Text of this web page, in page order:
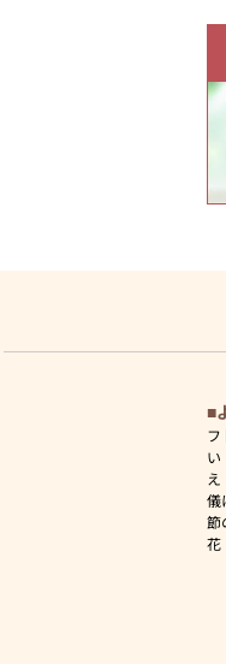
フ
い
儀
節
花